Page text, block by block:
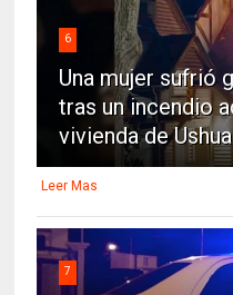
6
Una mujer sufrió
tras un incendio
vivienda de
Leer Mas
7